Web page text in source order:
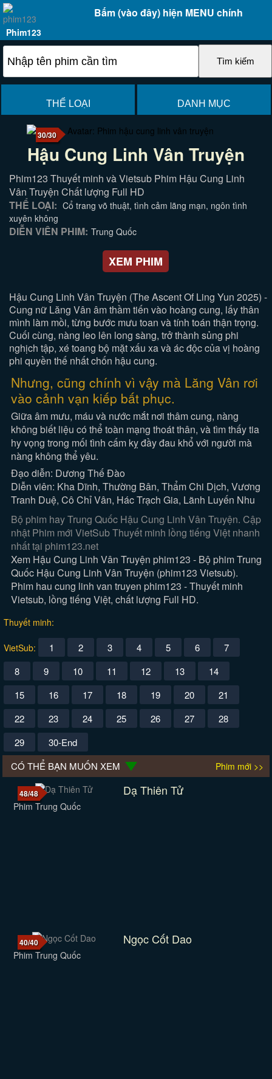
Bấm (vào đây) hiện MENU chính
Phim123
THỂ LOẠI DANH MỤC
30/30
Hậu Cung Linh Vân Truyện
Phim123 Thuyết minh và Vietsub Phim Hậu Cung Linh
Vân Truyện Chất lượng Full HD
THỂ LOẠI: Cổ trang võ thuật, tình cảm lãng mạn, ngôn tình
xuyên không
DIỄN VIÊN PHIM: Trung Quốc
XEM PHIM
Hậu Cung Linh Vân Truyện (The Ascent Of Ling Yun 2025) -
Cung nữ Lăng Vân âm thầm tiến vào hoàng cung, lấy thân
mình làm mồi, từng bước mưu toan và tính toán thận trọng.
Cuối cùng, nàng leo lên long sàng, trở thành sủng phi
nghịch tập, xé toang bộ mặt xấu xa và ác độc của vị hoàng
phi quyền thế nhất chốn hậu cung.
Nhưng, cũng chính vì vậy mà Lăng Vân rơi
vào cảnh vạn kiếp bất phục.
Giữa âm mưu, máu và nước mắt nơi thâm cung, nàng
không biết liệu có thể toàn mạng thoát thân, và tìm thấy tia
hy vọng trong mối tình cấm kỵ đầy đau khổ với người mà
nàng không thể yêu.
Đạo diễn: Dương Thế Đào
Diễn viên: Kha Dĩnh, Thường Bân, Thẩm Chi Dịch, Vương
Tranh Duệ, Cô Chỉ Vân, Hác Trạch Gia, Lãnh Luyến Nhu
Bộ phim hay Trung Quốc Hậu Cung Linh Vân Truyện. Cập
nhật Phim mới VietSub Thuyết minh lồng tiếng Việt nhanh
nhất tại phim123.net
Xem Hậu Cung Linh Vân Truyện phim123 - Bộ phim Trung
Quốc Hậu Cung Linh Vân Truyện (phim123 Vietsub).
Phim hau cung linh van truyen phim123 - Thuyết minh
Vietsub, lồng tiếng Việt, chất lượng Full HD.
Thuyết minh:
VietSub: 1 2 3 4 5 6
7
8
9 10 11 12 13
14
15
16 17 18 19 20
21
22
23 24 25 26 27
28
29
30-End
CÓ THỂ BẠN MUỐN XEM
Phim mới >>
48/48 Dạ Thiên Tử
Phim Trung Quốc
40/40 Ngọc Cốt Dao
Phim Trung Quốc